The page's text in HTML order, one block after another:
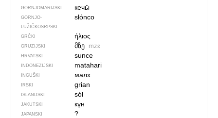
GORNJOMARIJSKI кечӹ
GORNJO­
LUŽIČKOSRPSKI
słónco
GRČKI ήλιος
GRUZIJSKI მზე mzɛ
HRVATSKI sunce
INDONEZIJSKI matahari
INGUŠKI малх
IRSKI grian
ISLANDSKI sól
JAKUTSKI күн
JAPANSKI ?